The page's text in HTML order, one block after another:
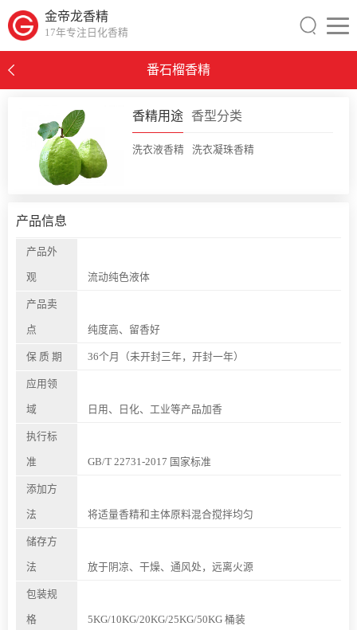
金帝龙香精
17年专注日化香精
番石榴香精
香精用途 香型分类
洗衣液香精 洗衣凝珠香精
产品信息
产品外
观 流动纯色液体
产品卖
点 纯度高、留香好
保 质 期 36个月（未开封三年，开封一年）
应用领
域 日用、日化、工业等产品加香
执行标
准 GB/T 22731-2017 国家标准
添加方
法 将适量香精和主体原料混合搅拌均匀
储存方
法 放于阴凉、干燥、通风处，远离火源
包装规
格 5KG/10KG/20KG/25KG/50KG 桶装